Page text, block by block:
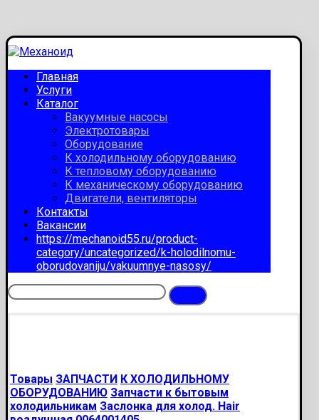
Главная
Услуги
Каталог
Вакуумные насосы
Электротовары
Оборудование
К холодильному оборудованию
К тепловому оборудованию
К механическому оборудованию
Двигатели, вентиляторы
Контакты
Вакансии
https://mechanoid55.ru/product-
category/uncategorized/k-holodilnomu-
oborudovaniju/vakuumnye-nasosy/
Товары ЗАПЧАСТИ К ХОЛОДИЛЬНОМУ
ОБОРУДОВАНИЮ Запчасти к бытовым
холодильникам Заслонка для холод. Hair